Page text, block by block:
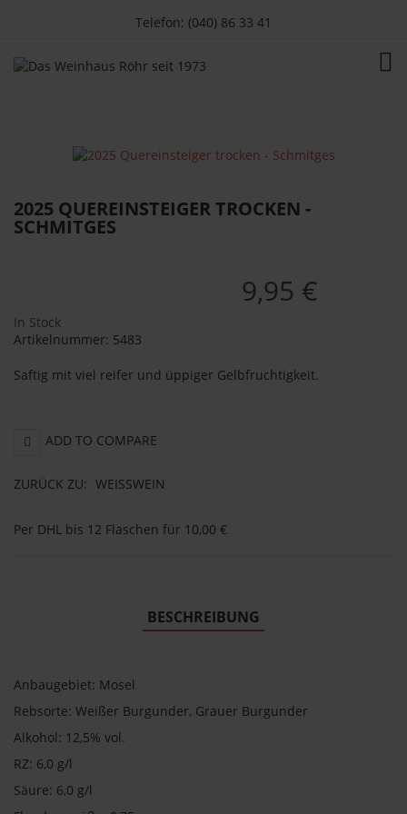
Telefon: (040) 86 33 41
2025 QUEREINSTEIGER TROCKEN -
SCHMITGES
9,95 €
In Stock
Artikelnummer: 5483
Saftig mit viel reifer und üppiger Gelbfruchtigkeit.
ADD TO COMPARE
ZURÜCK ZU: WEISSWEIN
Per DHL bis 12 Flaschen für 10,00 €
BESCHREIBUNG
Anbaugebiet: Mosel
Rebsorte: Weißer Burgunder, Grauer Burgunder
Alkohol: 12,5% vol.
RZ: 6,0 g/l
Säure: 6,0 g/l